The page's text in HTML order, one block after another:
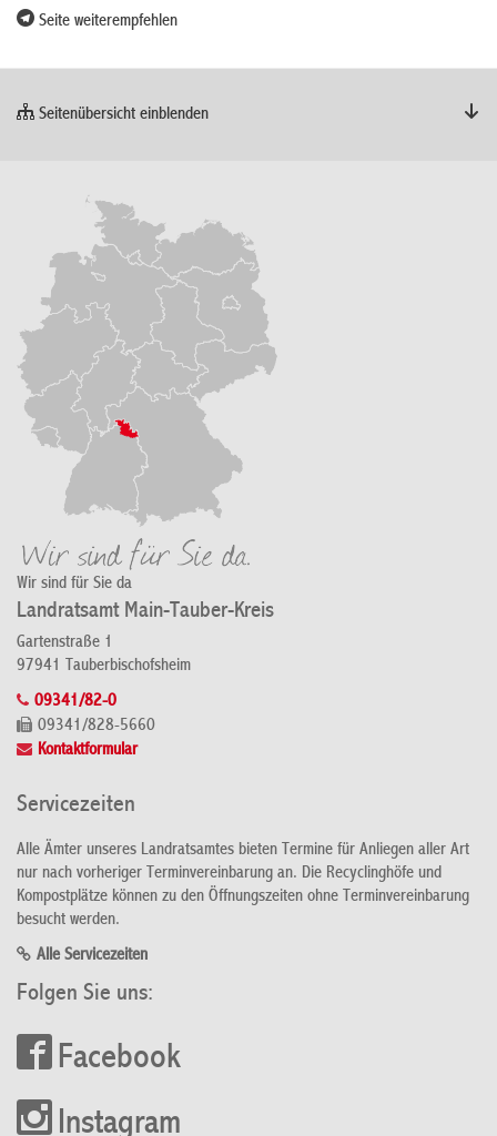
Seite weiterempfehlen
Seitenübersicht einblenden
Wir sind für Sie da
Landratsamt Main-Tauber-Kreis
Gartenstraße 1
97941 Tauberbischofsheim
09341/82-0
09341/828-5660
Kontaktformular
Servicezeiten
Alle Ämter unseres Landratsamtes bieten Termine für Anliegen aller Art
nur nach vorheriger Terminvereinbarung an. Die Recyclinghöfe und
Kompostplätze können zu den Öffnungszeiten ohne Terminvereinbarung
besucht werden.
Alle Servicezeiten
Folgen Sie uns:
Facebook
Instagram